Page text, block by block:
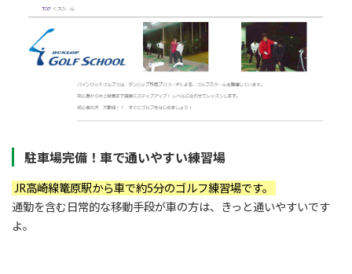
駐車場完備！車で通いやすい練習場
JR高崎線篭原駅から車で約5分のゴルフ練習場です。
通勤を含む日常的な移動手段が車の方は、きっと通いやすいです
よ。